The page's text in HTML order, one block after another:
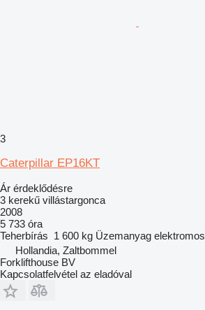
3
Caterpillar EP16KT
Ár érdeklődésre
3 kerekű villástargonca
2008
5 733 óra
Teherbírás 1 600 kg Üzemanyag elektromos
Hollandia, Zaltbommel
Forklifthouse BV
Kapcsolatfelvétel az eladóval